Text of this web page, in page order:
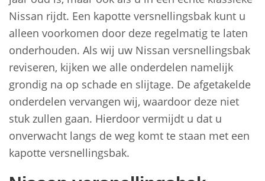
Nissan rijdt. Een kapotte versnellingsbak kunt u
alleen voorkomen door deze regelmatig te laten
onderhouden. Als wij uw Nissan versnellingsbak
reviseren, kijken we alle onderdelen namelijk
grondig na op schade en slijtage. De afgetakelde
onderdelen vervangen wij, waardoor deze niet
stuk zullen gaan. Hierdoor vermijdt u dat u
onverwacht langs de weg komt te staan met een
kapotte versnellingsbak.